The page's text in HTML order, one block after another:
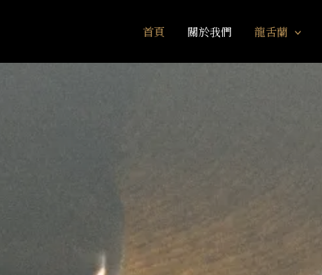
首頁 關於我們 龍舌蘭